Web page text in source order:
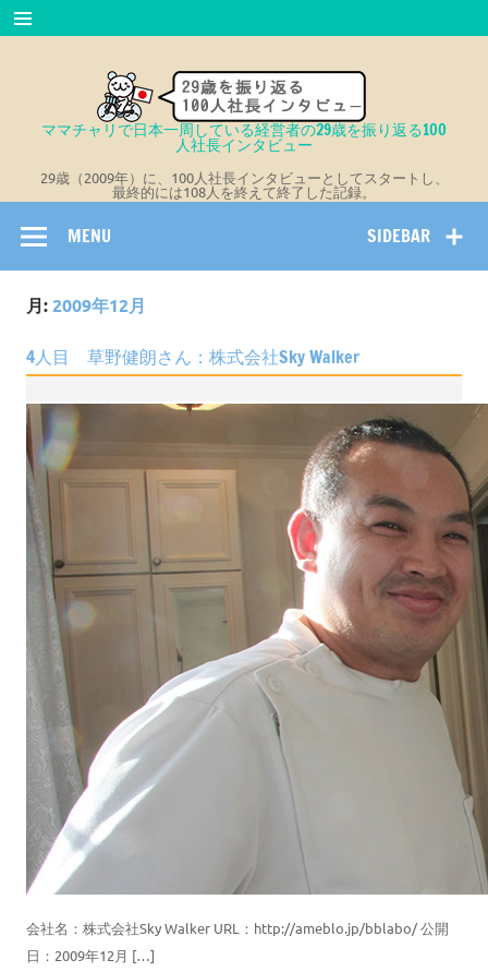
Skip
to
content
ママチャリで日本一周している経営者の29歳を振り返る100
人社長インタビュー
29歳（2009年）に、100人社長インタビューとしてスタートし、
最終的には108人を終えて終了した記録。
SIDEBAR
MENU
月:2009年12月
4人目 草野健朗さん：株式会社Sky Walker
会社名：株式会社Sky Walker URL：http://ameblo.jp/bblabo/ 公開
日：2009年12月 […]